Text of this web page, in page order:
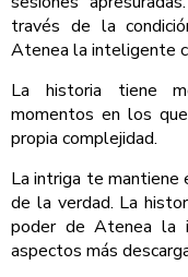
través de la
Atenea la inteligente
La historia tiene
momentos en los
propia complejidad.
La intriga te mantiene
de la verdad. La
poder de Atenea la
aspectos más